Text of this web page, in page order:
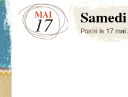
MAI
17 Posté le 17 mai